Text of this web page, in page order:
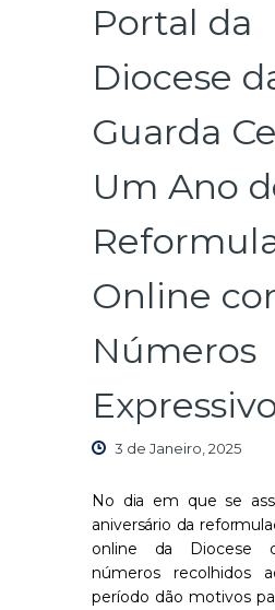
Portal da
Diocese
Guarda
Um Ano
Online
Números
3 de Janeiro, 2025
No dia em que se
aniversário da
online da Diocese
números recolhidos
período dão motivos